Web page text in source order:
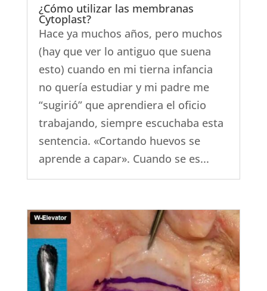
¿Cómo utilizar las membranas
Cytoplast?
Hace ya muchos años, pero muchos
(hay que ver lo antiguo que suena
esto) cuando en mi tierna infancia
no quería estudiar y mi padre me
“sugirió” que aprendiera el oficio
trabajando, siempre escuchaba esta
sentencia. «Cortando huevos se
aprende a capar». Cuando se es...